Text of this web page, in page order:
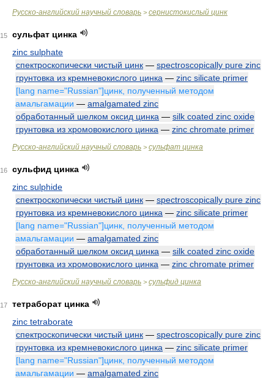
Русско-английский научный словарь > сернистокислый цинк
15
сульфат цинка
zinc sulphate
спектроскопически чистый цинк — spectroscopically pure zinc
грунтовка из кремневокислого цинка — zinc silicate primer
[lang name="Russian"]цинк, полученный методом
амальгамации — amalgamated zinc
обработанный шелком оксид цинка — silk coated zinc oxide
грунтовка из хромовокислого цинка — zinc chromate primer
Русско-английский научный словарь > сульфат цинка
16
сульфид цинка
zinc sulphide
спектроскопически чистый цинк — spectroscopically pure zinc
грунтовка из кремневокислого цинка — zinc silicate primer
[lang name="Russian"]цинк, полученный методом
амальгамации — amalgamated zinc
обработанный шелком оксид цинка — silk coated zinc oxide
грунтовка из хромовокислого цинка — zinc chromate primer
Русско-английский научный словарь > сульфид цинка
17
тетраборат цинка
zinc tetraborate
спектроскопически чистый цинк — spectroscopically pure zinc
грунтовка из кремневокислого цинка — zinc silicate primer
[lang name="Russian"]цинк, полученный методом
амальгамации — amalgamated zinc